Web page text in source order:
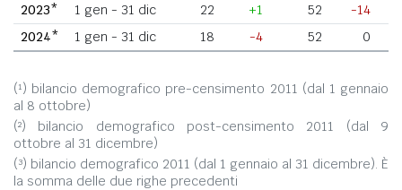
2023*
1 gen - 31 dic 22 +1 52
-14
2024*
1 gen - 31 dic 18 -4 52 0
(¹) bilancio demografico pre-censimento 2011 (dal 1 gennaio
al 8 ottobre)
(²) bilancio demografico post-censimento 2011 (dal 9
ottobre al 31 dicembre)
(³) bilancio demografico 2011 (dal 1 gennaio al 31 dicembre). È
la somma delle due righe precedenti